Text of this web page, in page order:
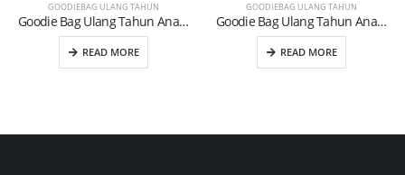
GOODIEBAG ULANG TAHUN
Goodie Bag Ulang Tahun Anak (UT02)
READ MORE
GOODIEBAG ULANG TAHUN
Goodie Bag Ulang Tahun Anak (UT18)
READ MORE